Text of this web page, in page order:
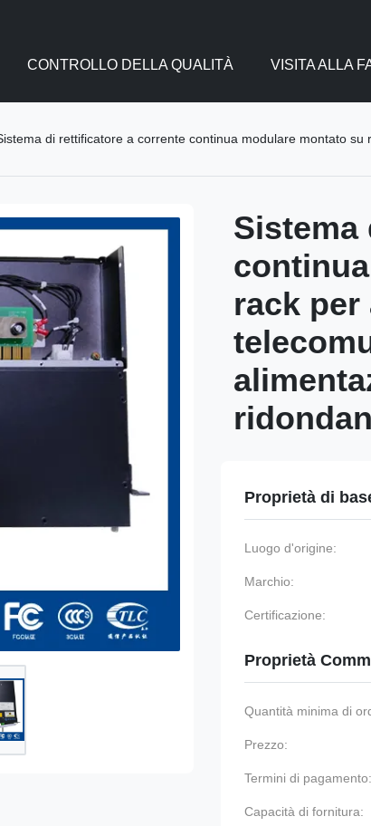
CONTROLLO DELLA QUALITÀ VISITA ALLA
di rettificatore a corrente continua modulare montato su rack
rack
Proprietà di
Luogo d'origine:
Marchio:
Certificazione:
Proprietà
Quantità minima di
Prezzo:
Termini di pagamento:
Capacità di fornitura: